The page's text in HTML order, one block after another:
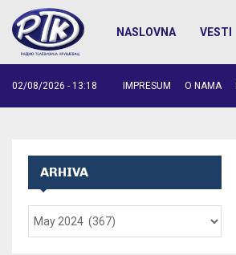
NASLOVNA VESTI
02/08/2026 - 13:18 IMPRESUM O NAMA
ARHIVA